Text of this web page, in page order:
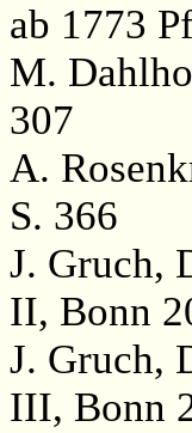
ab 1773
M.
307
A.
S. 366
J. Gruch,
II, Bonn
J. Gruch,
III, Bonn